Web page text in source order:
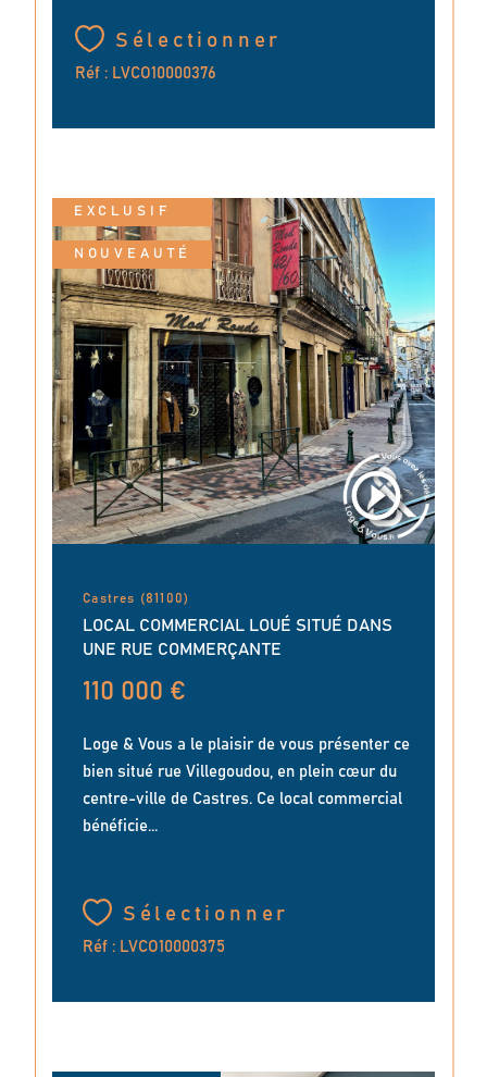
Sélectionner
Réf : LVCO10000376
Castres (81100)
LOCAL COMMERCIAL LOUÉ SITUÉ DANS
UNE RUE COMMERÇANTE
110 000 €
Loge & Vous a le plaisir de vous présenter ce
bien situé rue Villegoudou, en plein cœur du
centre-ville de Castres. Ce local commercial
bénéficie...
Sélectionner
Réf : LVCO10000375
EXCLUSIF
NOUVEAUTÉ